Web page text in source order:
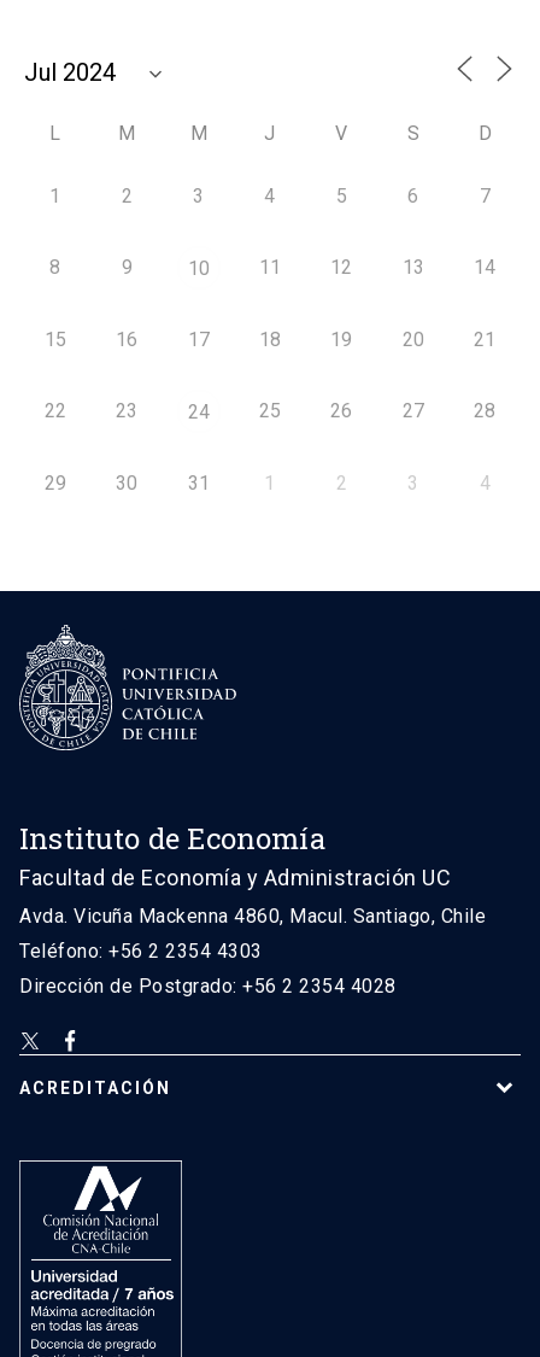
L M M J V S D
1 2 3 4 5 6 7
8 9 10 11 12 13 14
15 16 17 18 19 20 21
22 23 24 25 26 27 28
29 30 31 1 2 3 4
Instituto de Economía
Facultad de Economía y Administración UC
Avda. Vicuña Mackenna 4860, Macul. Santiago, Chile
Teléfono: +56 2 2354 4303
Dirección de Postgrado: +56 2 2354 4028
ACREDITACIÓN